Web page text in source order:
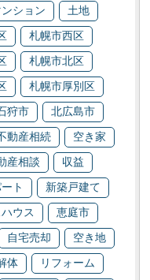
ション
土地
札幌市西区
札幌市北区
札幌市厚別区
狩市
北広島市
動産相続
空き家
産相談
収益
ト
新築戸建て
ウス
恵庭市
自宅売却
空き地
体
リフォーム